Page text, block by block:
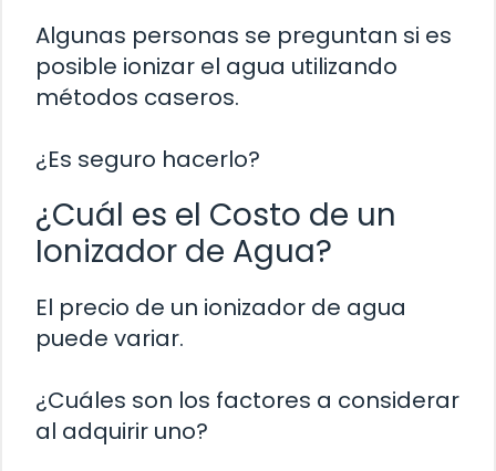
Algunas personas se preguntan si es
posible ionizar el agua utilizando
métodos caseros.
¿Es seguro hacerlo?
¿Cuál es el Costo de un
Ionizador de Agua?
El precio de un ionizador de agua
puede variar.
¿Cuáles son los factores a considerar
al adquirir uno?